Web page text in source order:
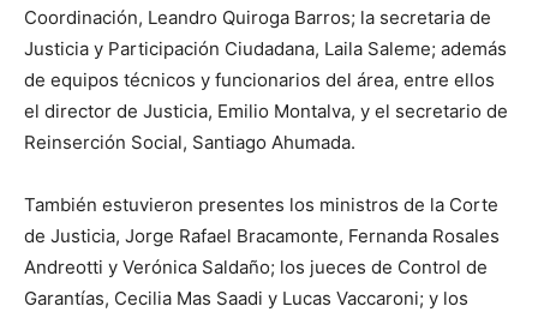
Coordinación, Leandro Quiroga Barros; la secretaria de
Justicia y Participación Ciudadana, Laila Saleme; además
de equipos técnicos y funcionarios del área, entre ellos
el director de Justicia, Emilio Montalva, y el secretario de
Reinserción Social, Santiago Ahumada.
También estuvieron presentes los ministros de la Corte
de Justicia, Jorge Rafael Bracamonte, Fernanda Rosales
Andreotti y Verónica Saldaño; los jueces de Control de
Garantías, Cecilia Mas Saadi y Lucas Vaccaroni; y los